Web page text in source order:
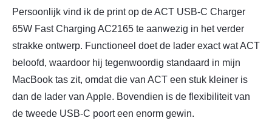
Persoonlijk vind ik de print op de ACT USB-C Charger
65W Fast Charging AC2165 te aanwezig in het verder
strakke ontwerp. Functioneel doet de lader exact wat ACT
beloofd, waardoor hij tegenwoordig standaard in mijn
MacBook tas zit, omdat die van ACT een stuk kleiner is
dan de lader van Apple. Bovendien is de flexibiliteit van
de tweede USB-C poort een enorm gewin.